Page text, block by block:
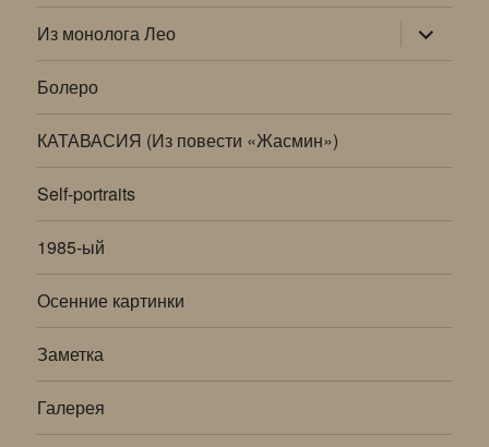
Из монолога Лео раскрыть
дочернее
меню
Болеро
КАТАВАСИЯ (Из повести «Жасмин»)
Self-portraits
1985-ый
Осенние картинки
Заметка
Галерея